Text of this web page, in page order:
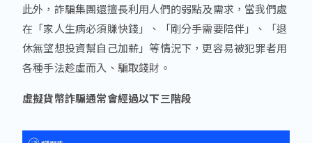
此外，詐騙集團還擅長利用人們的弱點及需求，當我們處
在「家人生病必須賺快錢」、「剛分手需要陪伴」、「退
休無望想投資幫自己加薪」等情況下，更容易被犯罪者用
各種手法趁虛而入、騙取錢財。
虛擬貨幣詐騙通常會經過以下三階段